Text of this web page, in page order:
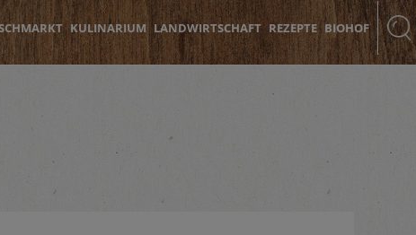
KULINARIUM LANDWIRTSCHAFT REZEPTE BIOHOF